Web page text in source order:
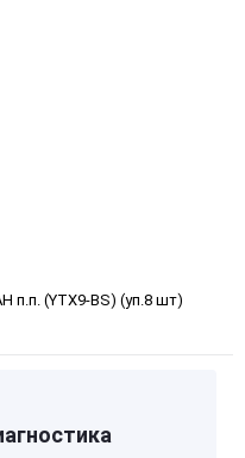
п.п. (YTX9-BS) (уп.8 шт)